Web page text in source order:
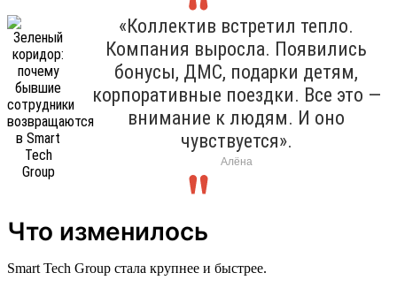
«Коллектив встретил тепло.
Компания выросла. Появились
бонусы, ДМС, подарки детям,
корпоративные поездки. Все это —
внимание к людям. И оно
чувствуется».
Алёна
Что изменилось
Smart Tech Group стала крупнее и быстрее.